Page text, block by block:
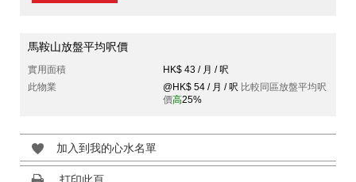
馬鞍山放盤平均呎價
實用面積
HK$ 43 / 月 / 呎
此物業
@HK$ 54 / 月 / 呎 比較同區放盤平均呎
價高25%
加入到我的心水名單